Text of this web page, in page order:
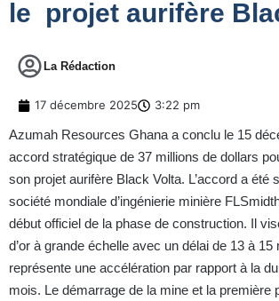
le projet aurifère
La Rédaction
17 décembre 2025 3:22 pm
Azumah Resources Ghana a conclu le 15
accord stratégique de 37 millions de dollars
son projet aurifère Black Volta. L’accord a été
société mondiale d’ingénierie minière
début officiel de la phase de construction. Il
d’or à grande échelle avec un délai de 13 à 15
représente une accélération par rapport à la
mois. Le démarrage de la mine et la première